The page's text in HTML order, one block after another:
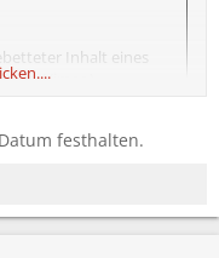
Inhalt eines
Vimeo).
Cookies.
festhalten.